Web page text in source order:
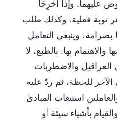
عليهما. وإذا أُخرِجَا
توبة فعلية، وكذلك طلب
وينبغي التعامل
بها. بالطبع، لا
والاضطربات
للحظة، ثم ردّ عليه
استيعاب المبادئ
بأشياء سيئة أو